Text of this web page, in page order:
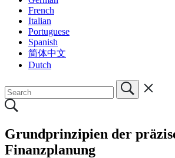
French
Italian
Portuguese
Spanish
简体中文
Dutch
Grundprinzipien der
Finanzplanung